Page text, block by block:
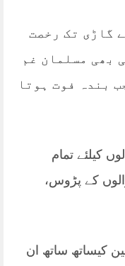
گاڑی تک رخصت
بھی مسلمان غم
بندہ فوت ہوتا
کیلئے تمام
کے پڑوس،
کیساتھ ساتھ ان